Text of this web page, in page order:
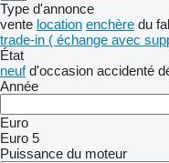
Type d'annonce
vente location enchère du
trade-in ( échange avec
État
neuf d'occasion accidenté
Année
Euro
Euro 5
Puissance du moteur